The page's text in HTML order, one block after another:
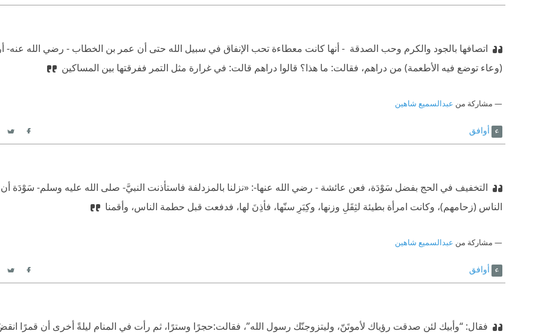
اتصافها بالجود والكرم وحب الصدقة ‫ - أنها كانت معطاءة تحب الإنفاق في سبيل الله حتى أن عمر بن الخطاب - رضي الله عنه-
(وعاء توضع فيه الأطعمة) من دراهم، فقالت: ما هذا؟ قالوا دراهم قالت: في غرارة مثل التمر ففرقتها بين المساكين
مشاركة من عبدالسميع شاهين
أوافق
التخفيف في الحج بفضل سَوْدَة، فعن عائشة - رضي الله عنها-: «نزلنا بالمزدلفة فاستأذنت النبيَّ- صلى الله عليه وسلم- سَوْدَة
الناس (زحامهم)، وكانت امرأة بطيئة لثِقَلِ وزنها، وكِبَرِ سنّها، فأذِنَ لها، فدفعت قبل حطمة الناس، وأقمنا
مشاركة من عبدالسميع شاهين
أوافق
فقال: “وأبيك لئن صدقت رؤياك لأموتَنّ، وليتزوجنّك رسول الله”، فقالت:حجرًا وسترًا، ثم رأت في المنام ليلةً أخرى أن قمرًا